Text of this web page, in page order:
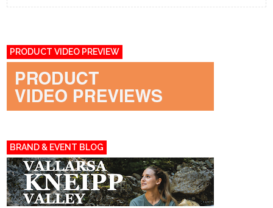
PRODUCT VIDEO PREVIEW
BRAND & EVENT BLOG